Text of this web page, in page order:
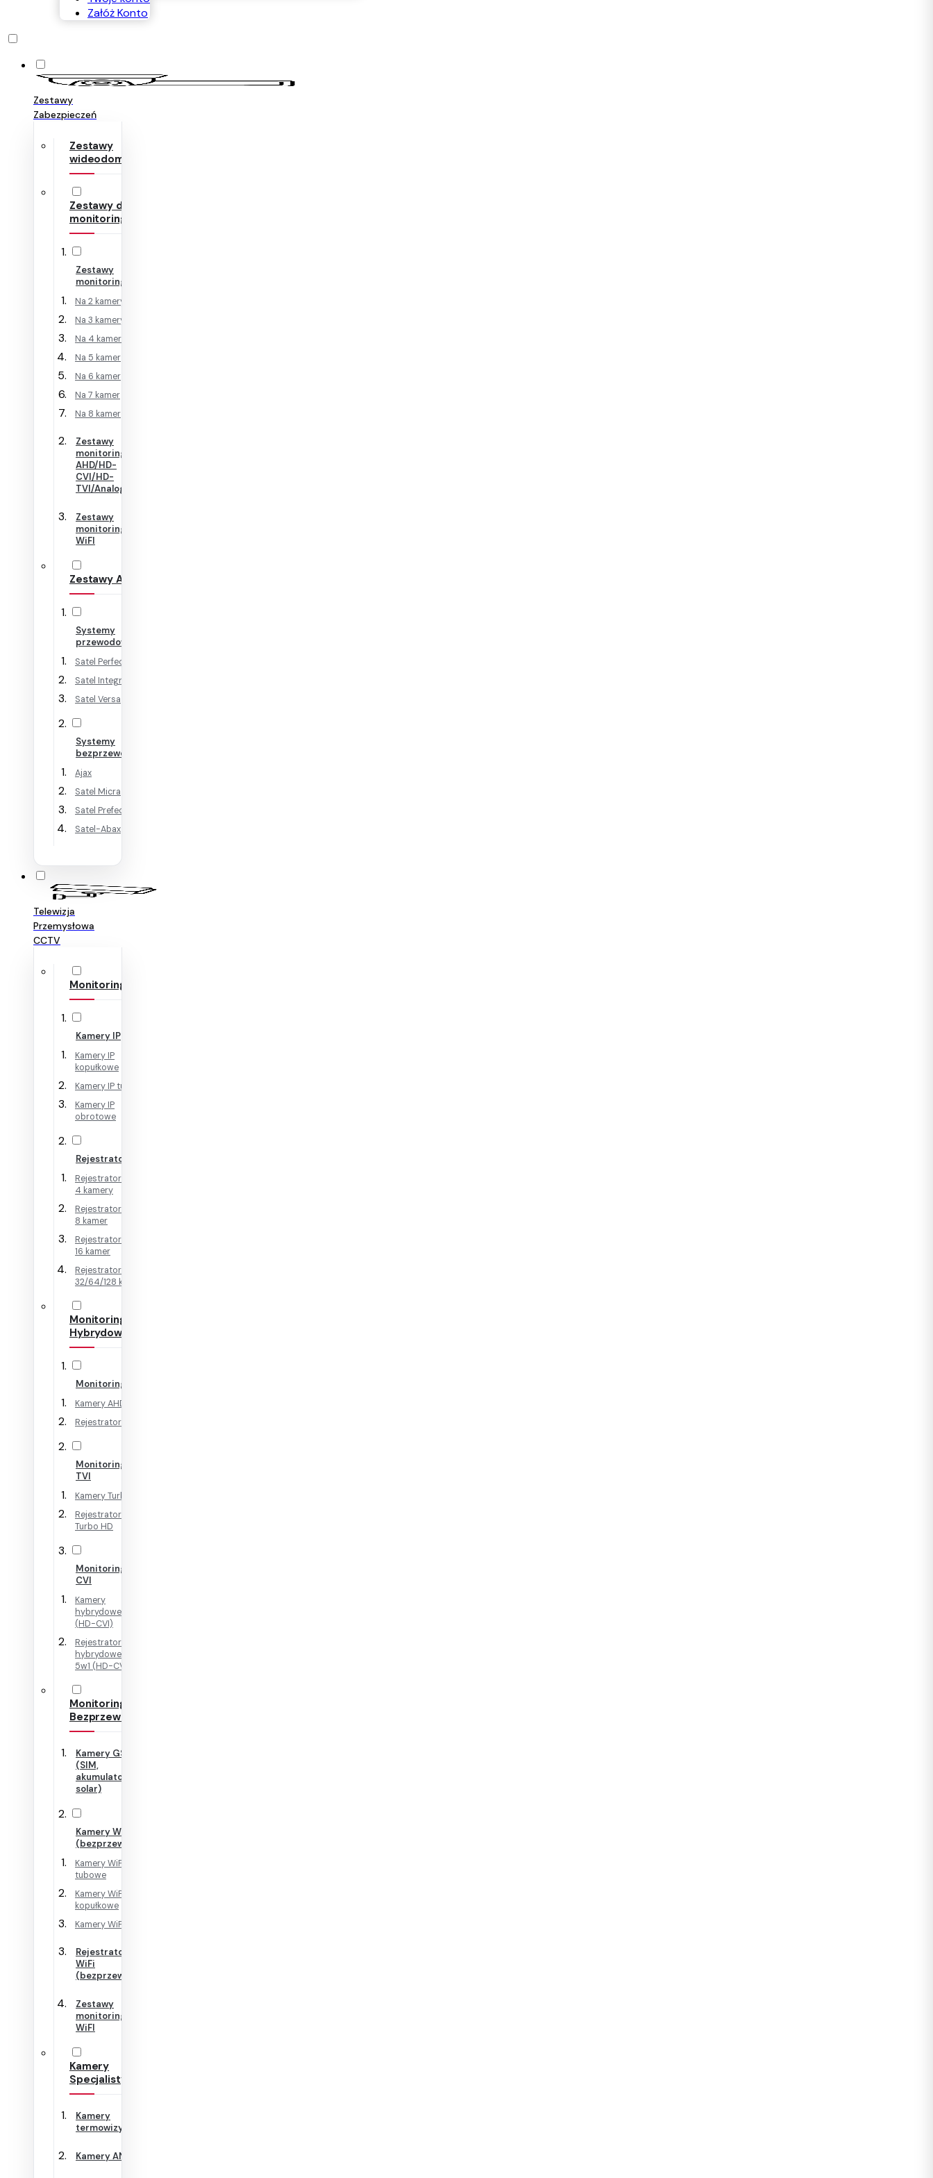
Załóż Konto
Zestawy
Zabezpieczeń
Zestawy
wideodomofonów
Zestawy do
monitoringu
Zestawy
monitoringu IP
Na 2 kamery
Na 3 kamery
Na 4 kamery
Na 5 kamer
Na 6 kamer
Na 7 kamer
Na 8 kamer
Zestawy
monitoringu
AHD/HD-
CVI/HD-
TVI/Analog
Zestawy
monitoringu
WiFI
Zestawy Alarmowe
Systemy
przewodowe
Satel Perfecta
Satel Integra
Satel Versa
Systemy
bezprzewodowe
Ajax
Satel Micra
Satel Prefecta WRL
Satel-Abax
Telewizja
Przemysłowa
CCTV
Monitoring IP
Kamery IP
Kamery IP
kopułkowe
Kamery IP tubowe
Kamery IP
obrotowe
Rejestratory IP
Rejestratory IP na
4 kamery
Rejestratory IP na
8 kamer
Rejestratory IP na
16 kamer
Rejestratory IP na
32/64/128 kamer
Monitoring
Hybrydowy
Monitoring AHD
Kamery AHD
Rejestratory AHD
Monitoring HD-
TVI
Kamery Turbo HD
Rejestratory
Turbo HD
Monitoring HD-
CVI
Kamery
hybrydowe 4w1
(HD-CVI)
Rejestratory
hybrydowe + IP
5w1 (HD-CVI)
Monitoring
Bezprzewodowy
Kamery GSM
(SIM,
akumulator,
solar)
Kamery WiFi
(bezprzewodowe)
Kamery WiFi
tubowe
Kamery WiFi
kopułkowe
Kamery WiFi Cube
Rejestratory
WiFi
(bezprzewodowe)
Zestawy
monitoringu
WiFI
Kamery
Specjalistyczne
Kamery
termowizyjne
Kamery ANPR